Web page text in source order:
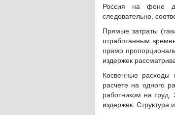
Россия на фоне
следовательно,
Прямые затраты
отработанным
прямо
издержек
Косвенные расходы
расчете на одного
работником на труд.
издержек. Структура